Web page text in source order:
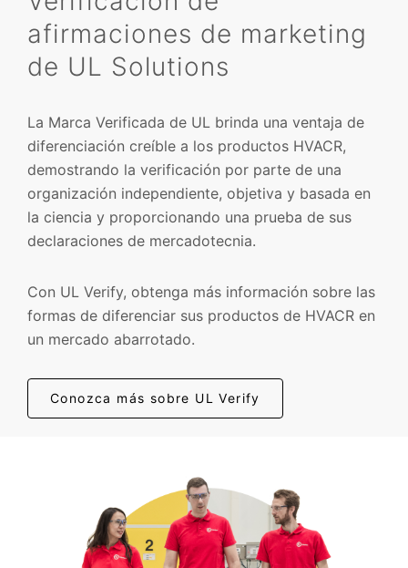
afirmaciones de marketing
de UL Solutions
La Marca Verificada de UL brinda una ventaja de
diferenciación creíble a los productos HVACR,
demostrando la verificación por parte de una
organización independiente, objetiva y basada en
la ciencia y proporcionando una prueba de sus
declaraciones de mercadotecnia.
Con UL Verify, obtenga más información sobre las
formas de diferenciar sus productos de HVACR en
un mercado abarrotado.
Conozca más sobre UL Verify